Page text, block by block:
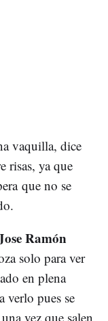
vaquilla, dice
risas, ya que
que no se
Ramón
solo para ver
en plena
verlo pues se
vez que salen